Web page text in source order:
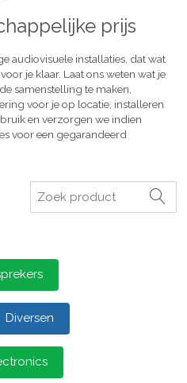
prijs
audiovisuele installaties, dat wat
je klaar. Laat ons weten wat je
samenstelling te maken,
voor je op locatie, installeren
en verzorgen we indien
voor een gegarandeerd
Zoeken
Diversen